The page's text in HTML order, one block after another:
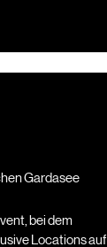
Gardasee
bei dem
Locations auf